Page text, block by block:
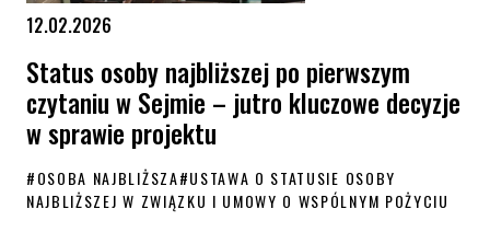
12.02.2026
Status osoby najbliższej po pierwszym
czytaniu w Sejmie – jutro kluczowe decyzje
w sprawie projektu
#OSOBA NAJBLIŻSZA#USTAWA O STATUSIE OSOBY
NAJBLIŻSZEJ W ZWIĄZKU I UMOWY O WSPÓLNYM POŻYCIU